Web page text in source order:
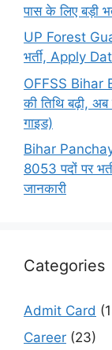
पास के लिए बड़ी
UP Forest
भर्ती, Apply
OFFSS
की तिथि बढ़ी,
गाइड)
Bihar
8053 पदों पर
जानकारी
Categories
Admit Card
Career (23)